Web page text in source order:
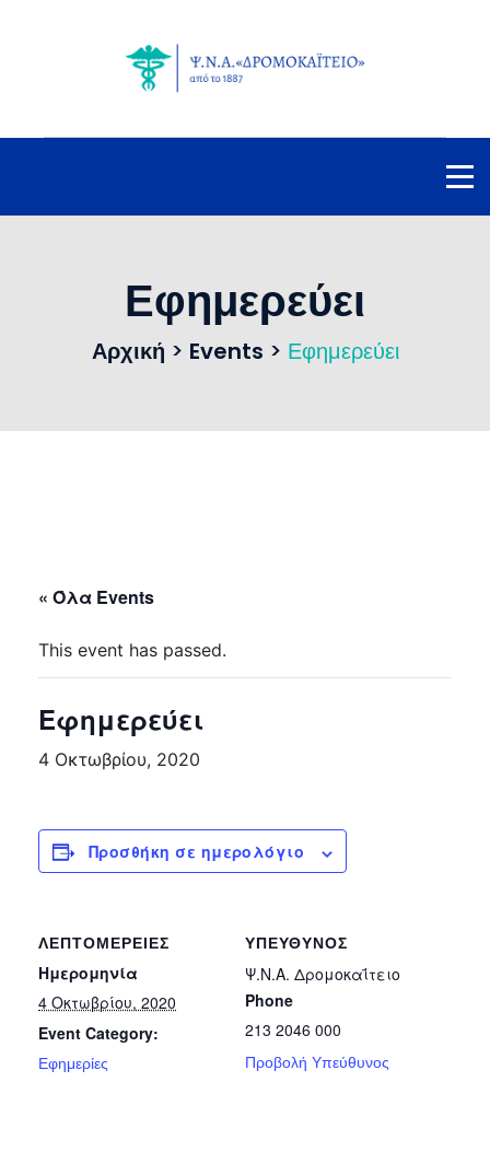
Εφημερεύει
Αρχική > Events > Εφημερεύει
« Όλα Events
This event has passed.
Εφημερεύει
4 Οκτωβρίου, 2020
Προσθήκη σε ημερολόγιο
ΛΕΠΤΟΜΈΡΕΙΕΣ
Ημερομηνία
4 Οκτωβρίου, 2020
Event Category:
Εφημερίες
ΥΠΕΎΘΥΝΟΣ
Ψ.Ν.Α. Δρομοκαΐτειο
Phone
213 2046 000
Προβολή Υπεύθυνος